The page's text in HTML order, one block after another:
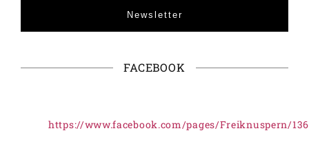
Newsletter
FACEBOOK
https://www.facebook.com/pages/Freiknuspern/